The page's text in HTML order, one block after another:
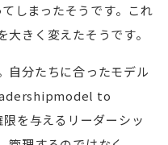
しまったそうです。これ
きく変えたそうです。
自分たちに合ったモデル
to
を与えるリーダーシッ